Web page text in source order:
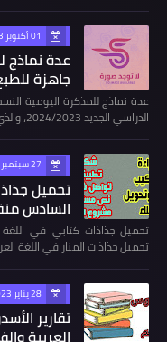
01 أكتوبر 2023
عدة نماذج
جاهزة
عدة نماذج للمذكرة اليومية
الدراسي الجديد 2024/2023، والذي سيشهد …
27 سبتمبر 2021
تحميل
السادس
تحميل جذاذات كتابي في
تحميل جذاذات المنار في اللغة
28 يناير 2023
تقارير